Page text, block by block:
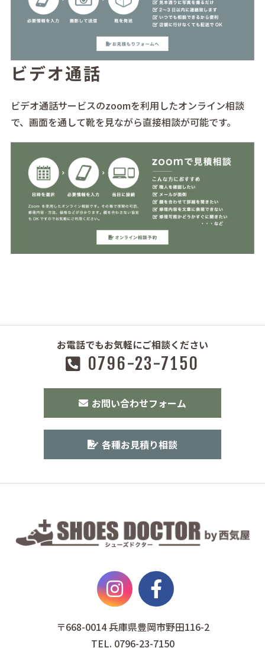
ビデオ通話
ビデオ通話サービスのzoomを利用したオンライン相談
で、画面を通して靴を見ながら直接相談が可能です。
お電話でもお気軽にご相談ください
0796-23-7150
お問い合わせフォーム
各種お見積り相談
〒668-0014 兵庫県豊岡市野田116-2
TEL. 0796-23-7150